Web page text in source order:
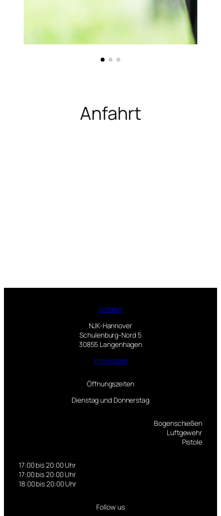
Anfahrt
Anfahrt
NJK-Hannover
Schulenburg-Nord 5
30855 Langenhagen
Impressum
Öffnungszeiten
Dienstag und Donnerstag
Bogenschießen
Luftgewehr
Pistole
17:00 bis 20:00 Uhr
17:00 bis 20:00 Uhr
18:00 bis 20:00 Uhr
Follow us